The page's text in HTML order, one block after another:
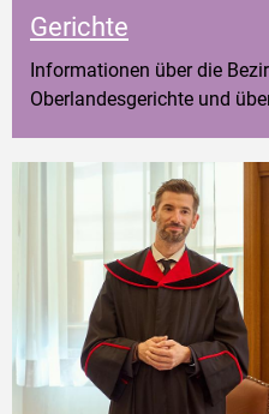
Gerichte
Informationen über die
Oberlandesgerichte und